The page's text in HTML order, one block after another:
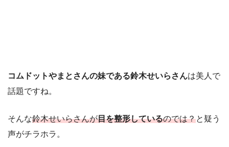
コムドットやまとさんの妹である鈴木せいらさんは美人で
話題ですね。
そんな鈴木せいらさんが目を整形しているのでは？と疑う
声がチラホラ。